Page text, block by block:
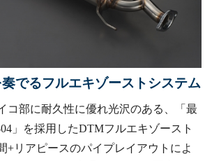
でるフルエキゾーストシステム
コ部に耐久性に優れ光沢のある、「最
」を採用したDTMフルエキゾースト
+リアピースのパイプレイアウトによ